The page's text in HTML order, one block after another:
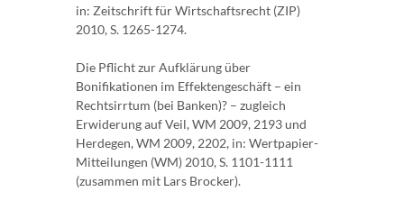
in: Zeitschrift für Wirtschaftsrecht (ZIP)
2010, S. 1265-1274.
Die Pflicht zur Aufklärung über
Bonifikationen im Effektengeschäft – ein
Rechtsirrtum (bei Banken)? – zugleich
Erwiderung auf Veil, WM 2009, 2193 und
Herdegen, WM 2009, 2202, in: Wertpapier-
Mitteilungen (WM) 2010, S. 1101-1111
(zusammen mit Lars Brocker).